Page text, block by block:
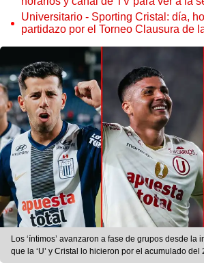
torneo
Universitario - Sporting Cristal: día,
partidazo por el Torneo Clausura de
Los ‘íntimos’ avanzaron a fase de grupos desde la
que la ‘U’ y Cristal lo hicieron por el acumulado del
LR/Alianza Lima/Universitario/Sporting Cristal